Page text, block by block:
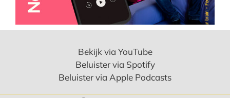
Bekijk via YouTube
Beluister via Spotify
Beluister via Apple Podcasts